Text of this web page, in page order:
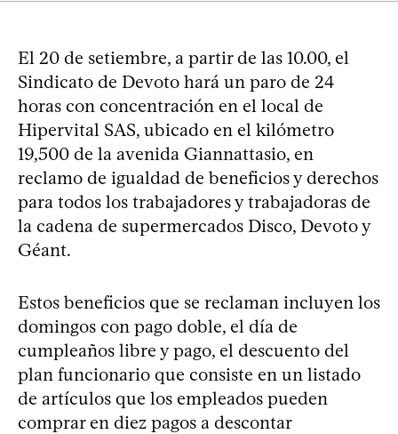
El 20 de setiembre, a partir de las 10.00, el
Sindicato de Devoto hará un paro de 24
horas con concentración en el local de
Hipervital SAS, ubicado en el kilómetro
19,500 de la avenida Giannattasio, en
reclamo de igualdad de beneficios y derechos
para todos los trabajadores y trabajadoras de
la cadena de supermercados Disco, Devoto y
Géant.
Estos beneficios que se reclaman incluyen los
domingos con pago doble, el día de
cumpleaños libre y pago, el descuento del
plan funcionario que consiste en un listado
de artículos que los empleados pueden
comprar en diez pagos a descontar